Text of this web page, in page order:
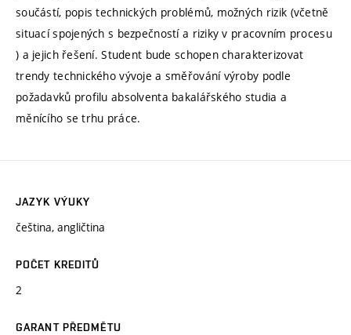
součástí, popis technických problémů, možných rizik (včetně
situací spojených s bezpečností a riziky v pracovním procesu
) a jejich řešení. Student bude schopen charakterizovat
trendy technického vývoje a směřování výroby podle
požadavků profilu absolventa bakalářského studia a
měnícího se trhu práce.
JAZYK VÝUKY
čeština, angličtina
POČET KREDITŮ
2
GARANT PŘEDMĚTU